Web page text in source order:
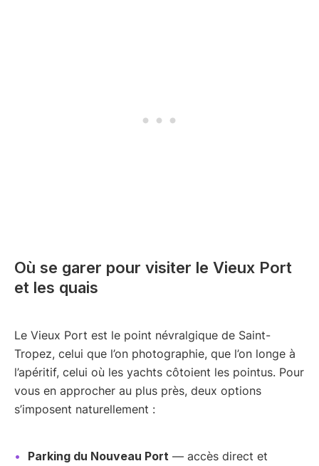
Où se garer pour visiter le Vieux Port
et les quais
Le Vieux Port est le point névralgique de Saint-
Tropez, celui que l’on photographie, que l’on longe à
l’apéritif, celui où les yachts côtoient les pointus. Pour
vous en approcher au plus près, deux options
s’imposent naturellement :
Parking du Nouveau Port — accès direct et